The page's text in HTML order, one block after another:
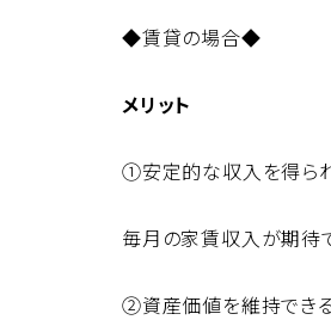
◆賃貸の場合◆
メリット
①安定的な収入を得ら
毎月の家賃収入が期待
②資産価値を維持でき